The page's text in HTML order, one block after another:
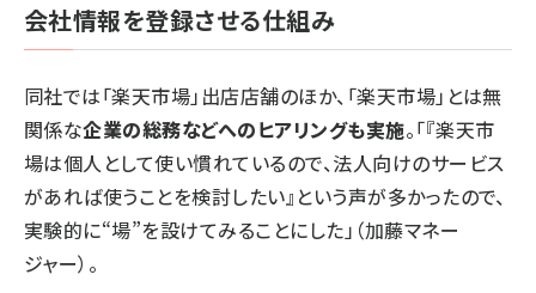
会社情報を登録させる仕組み
同社では「楽天市場」出店店舗のほか、「楽天市場」とは無
関係な企業の総務などへのヒアリングも実施。「『楽天市
場は個人として使い慣れているので、法人向けのサービス
があれば使うことを検討したい』という声が多かったので、
実験的に“場”を設けてみることにした」（加藤マネー
ジャー）。